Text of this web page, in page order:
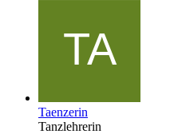
Taenzerin
Tanzlehrerin